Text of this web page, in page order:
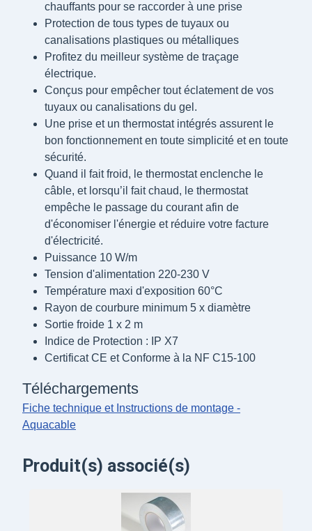
chauffants pour se raccorder à une prise
Protection de tous types de tuyaux ou
canalisations plastiques ou métalliques
Profitez du meilleur système de traçage
électrique.
Conçus pour empêcher tout éclatement de vos
tuyaux ou canalisations du gel.
Une prise et un thermostat intégrés assurent le
bon fonctionnement en toute simplicité et en toute
sécurité.
Quand il fait froid, le thermostat enclenche le
câble, et lorsqu’il fait chaud, le thermostat
empêche le passage du courant afin de
d'économiser l'énergie et réduire votre facture
d'électricité.
Puissance 10 W/m
Tension d'alimentation 220-230 V
Température maxi d'exposition 60°C
Rayon de courbure minimum 5 x diamètre
Sortie froide 1 x 2 m
Indice de Protection : IP X7
Certificat CE et Conforme à la NF C15-100
Téléchargements
Fiche technique et Instructions de montage -
Aquacable
Produit(s) associé(s)